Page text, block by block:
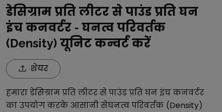
डेसिग्राम प्रति लीटर से पाउंड प्रति घन
इंच कनवर्टर - घनत्व परिवर्तक
(Density) यूनिट कन्वर्ट करें
शेयर
हमाराडेसिग्राम प्रति लीटरसेपाउंड प्रति घन इंचकनवर्टर
का उपयोग करके आसानी सेघनत्व परिवर्तक (Density)